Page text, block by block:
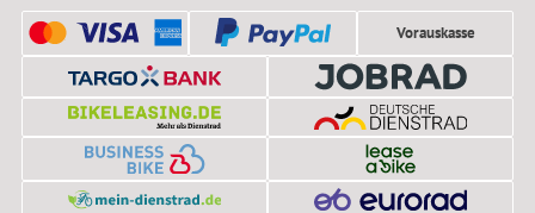
Vorauskasse